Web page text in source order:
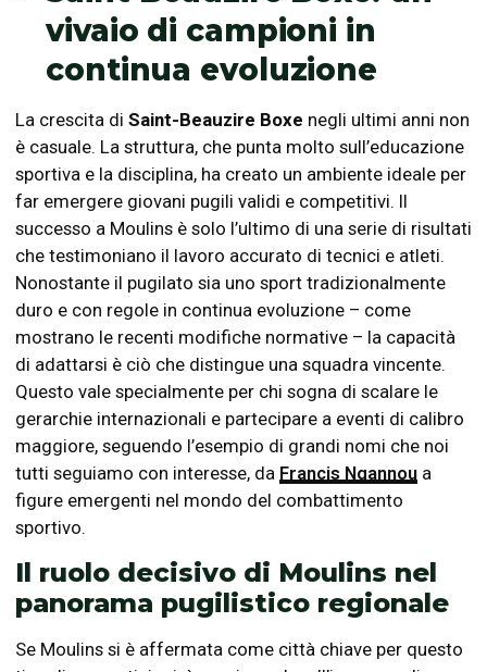
vivaio di campioni in
continua evoluzione
La crescita di Saint-Beauzire Boxe negli ultimi anni non
è casuale. La struttura, che punta molto sull’educazione
sportiva e la disciplina, ha creato un ambiente ideale per
far emergere giovani pugili validi e competitivi. Il
successo a Moulins è solo l’ultimo di una serie di risultati
che testimoniano il lavoro accurato di tecnici e atleti.
Nonostante il pugilato sia uno sport tradizionalmente
duro e con regole in continua evoluzione – come
mostrano le recenti modifiche normative – la capacità
di adattarsi è ciò che distingue una squadra vincente.
Questo vale specialmente per chi sogna di scalare le
gerarchie internazionali e partecipare a eventi di calibro
maggiore, seguendo l’esempio di grandi nomi che noi
tutti seguiamo con interesse, da Francis Ngannou a
figure emergenti nel mondo del combattimento
sportivo.
Il ruolo decisivo di Moulins nel
panorama pugilistico regionale
Se Moulins si è affermata come città chiave per questo